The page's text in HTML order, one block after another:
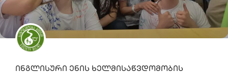
ინგლისური ენის ხელმისაწვდომობის